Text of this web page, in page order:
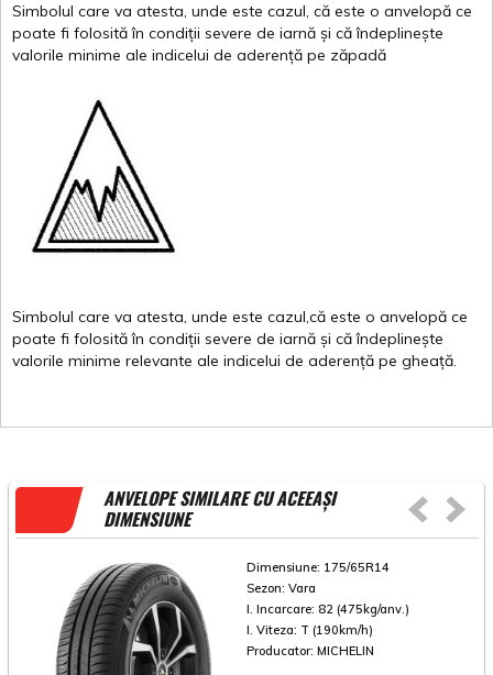
Simbolul care va atesta, unde este cazul, că este o anvelopă ce
poate fi folosită în condiții severe de iarnă și că îndeplinește
valorile minime ale indicelui de aderență pe zăpadă
Simbolul care va atesta, unde este cazul,că este o anvelopă ce
poate fi folosită în condiții severe de iarnă și că îndeplinește
valorile minime relevante ale indicelui de aderență pe gheață.
ANVELOPE SIMILARE CU ACEEAȘI
DIMENSIUNE
Dimensiune: 175/65R14
Sezon: Vara
I. Incarcare: 82 (475kg/anv.)
I. Viteza: T (190km/h)
Producator: MICHELIN